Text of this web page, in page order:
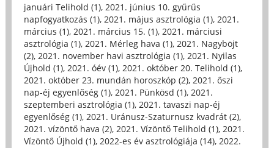
januári Telihold (1), 2021. június 10. gyűrűs
napfogyatkozás (1), 2021. május asztrológia (1), 2021.
március (1), 2021. március 15. (1), 2021. márciusi
asztrológia (1), 2021. Mérleg hava (1), 2021. Nagyböjt
(2), 2021. november havi asztrológia (1), 2021. Nyilas
Újhold (1), 2021. óév (1), 2021. október 20. Telihold (1),
2021. október 23. mundán horoszkóp (2), 2021. őszi
nap-éj egyenlőség (1), 2021. Pünkösd (1), 2021.
szeptemberi asztrológia (1), 2021. tavaszi nap-éj
egyenlőség (1), 2021. Uránusz-Szaturnusz kvadrát (2),
2021. vízöntő hava (2), 2021. Vízöntő Telihold (1), 2021.
Vízöntő Újhold (1), 2022-es év asztrológiája (14), 2022.